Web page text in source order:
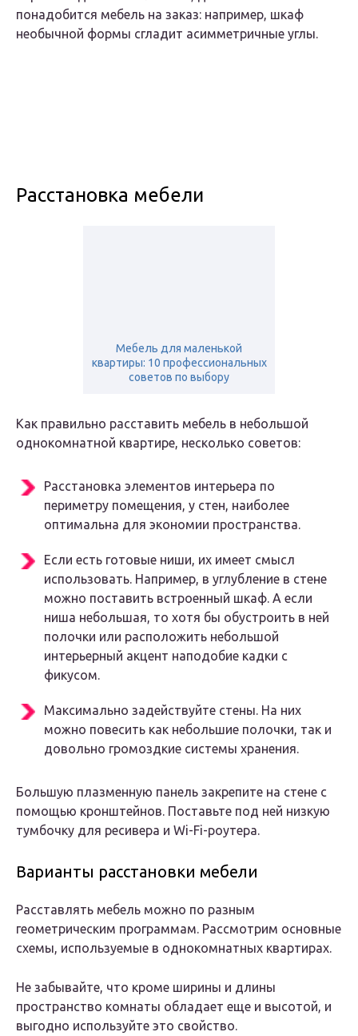
понадобится мебель на заказ: например, шкаф
необычной формы сгладит асимметричные углы.
Расстановка мебели
Мебель для маленькой
квартиры: 10 профессиональных
советов по выбору
Как правильно расставить мебель в небольшой
однокомнатной квартире, несколько советов:
Расстановка элементов интерьера по
периметру помещения, у стен, наиболее
оптимальна для экономии пространства.
Если есть готовые ниши, их имеет смысл
использовать. Например, в углубление в стене
можно поставить встроенный шкаф. А если
ниша небольшая, то хотя бы обустроить в ней
полочки или расположить небольшой
интерьерный акцент наподобие кадки с
фикусом.
Максимально задействуйте стены. На них
можно повесить как небольшие полочки, так и
довольно громоздкие системы хранения.
Большую плазменную панель закрепите на стене с
помощью кронштейнов. Поставьте под ней низкую
тумбочку для ресивера и Wi-Fi-роутера.
Варианты расстановки мебели
Расставлять мебель можно по разным
геометрическим программам. Рассмотрим основные
схемы, используемые в однокомнатных квартирах.
Не забывайте, что кроме ширины и длины
пространство комнаты обладает еще и высотой, и
выгодно используйте это свойство.